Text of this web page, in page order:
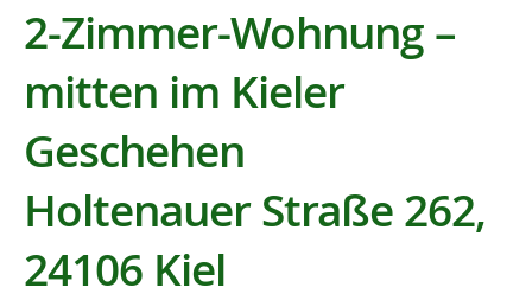
2-Zimmer-Wohnung –
mitten im Kieler
Geschehen
Holtenauer Straße 262,
24106 Kiel